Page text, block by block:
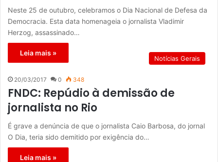
Neste 25 de outubro, celebramos o Dia Nacional de Defesa da
Democracia. Esta data homenageia o jornalista Vladimir
Herzog, assassinado…
Leia mais »
Notícias Gerais
20/03/2017 0 348
FNDC: Repúdio à demissão de
jornalista no Rio
É grave a denúncia de que o jornalista Caio Barbosa, do jornal
O Dia, teria sido demitido por exigência do…
Leia mais »